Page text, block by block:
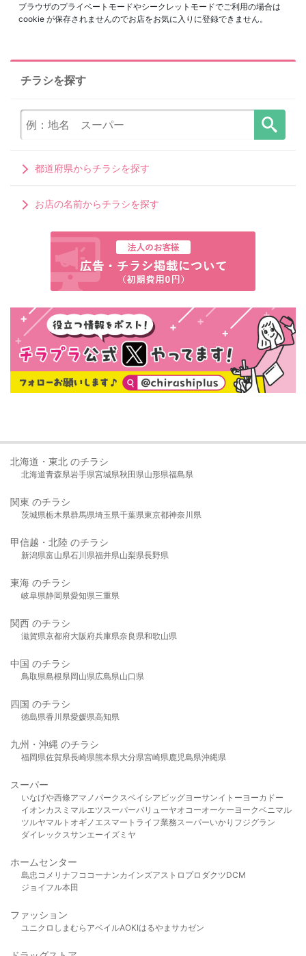
ブラウザのプライベートモードやシークレットモードでご利用の場合は
cookie が保存されませんのでお店をお気に入りに登録できません。
チラシを探す
都道府県からチラシを探す
お店の名前からチラシを探す
北海道・東北 のチラシ
北海道青森県岩手県宮城県秋田県山形県福島県
関東 のチラシ
茨城県栃木県群馬県埼玉県千葉県東京都神奈川県
甲信越・北陸 のチラシ
新潟県富山県石川県福井県山梨県長野県
東海 のチラシ
岐阜県静岡県愛知県三重県
関西 のチラシ
滋賀県京都府大阪府兵庫県奈良県和歌山県
中国 のチラシ
鳥取県島根県岡山県広島県山口県
四国 のチラシ
徳島県香川県愛媛県高知県
九州・沖縄 のチラシ
福岡県佐賀県長崎県熊本県大分県宮崎県鹿児島県沖縄県
スーパー
いなげや西條アマノパークスベイシア ビッグヨーサンイトーヨーカドー
イオンカスミ マルエツスーパーバリューヤオコーオーケー ヨークベニマル
ツルヤマルト オギノ エスマート ライフ業務スーパーいかり フジグラン
ダイレックスサンエーイズミヤ
ホームセンター
島忠 コメリ ナフコ コーナンカインズアストロプロダクツDCM
ジョイフル本田
ファッション
ユニクロ しまむら アベイルAOKIはるやま サカゼン